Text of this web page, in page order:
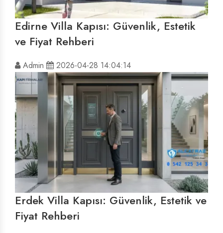
Edirne Villa Kapısı: Güvenlik, Estetik
ve Fiyat Rehberi
Admin 2026-04-28 14:04:14
Erdek Villa Kapısı: Güvenlik, Estetik ve
Fiyat Rehberi